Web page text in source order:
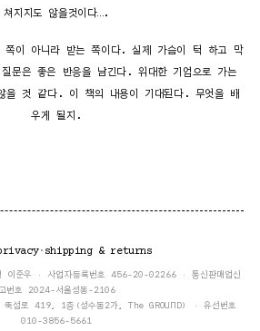
쳐지지도 않을것이다….
쪽이 아니라 받는 쪽이다. 실제 가슴이 턱 하고 막
문은 좋은 반응을 남긴다. 위대한 기업으로 가는
을 것 같다. 이 책의 내용이 기대된다. 무엇을 배
우게 될지.
· shipping & returns
준우 · 사업자등록번호 456-20-02266 · 통신판매업신
고번호 2024-서울성동-2106
뚝섬로 419, 1층(성수동2가, The GROUND) · 유선번호
010-3856-5661